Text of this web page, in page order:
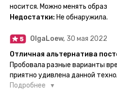
Посмотрю как булет ы носке.
носится. Можно менять образ
Недостатки: Не обнаружила.
OlgaLoew, 30 мая 2022
Отличная альтернатива
Пробовала разные варианты
приятно удивлена данной
настоящие, и не тускнеют
Подробнее